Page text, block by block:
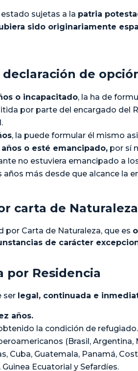
sujetas a la patria
sido originariamente
de
o incapacitado, la ha de
por parte del encargado del
, la puede formular él mismo
o esté emancipado, por sí
no estuviera emancipado a
más desde que alcance la
carta de Naturaleza
por Carta de Naturaleza, que es
de carácter
por Residencia
ser legal, continuada e
años.
la condición de refugiado.
(Brasil, Argentina,
Cuba, Guatemala, Panamá,
Ecuatorial y Sefardíes.